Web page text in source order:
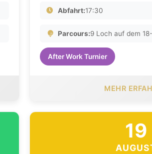
Abfahrt:17:30
Parcours:9 Loch auf dem
After Work Turnier
MEHR
19